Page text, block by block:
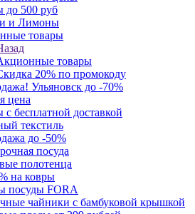
до 500 руб
и Лимоны
товары
товары
20% по промокоду
Ульяновск до -70%
цена
с бесплатной доставкой
текстиль
до -50%
посуда
полотенца
на ковры
посуды FORA
чайники с бамбуковой крышкой